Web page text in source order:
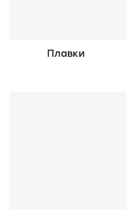
Плавки